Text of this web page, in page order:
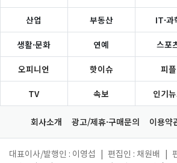
산업 부동산 IT·과
생활·문화 연예 스포
오피니언 핫이슈 피플
TV 속보 인기
회사소개 광고/제휴·구매문의 이용약
대표이사/발행인 : 이영섭 편집인 : 채원배